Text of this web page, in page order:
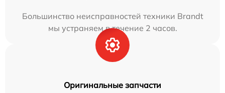
Большинство неисправностей техники Brandt
мы устраняем в течение 2 часов.
Оригинальные запчасти